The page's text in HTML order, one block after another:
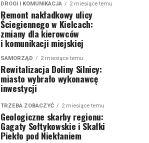
DROGI I KOMUNIKACJA 2 miesiące temu
Remont nakładkowy ulicy
Ściegiennego w Kielcach:
zmiany dla kierowców
i komunikacji miejskiej
SAMORZĄD 2 miesiące temu
Rewitalizacja Doliny Silnicy:
miasto wybrało wykonawcę
inwestycji
TRZEBA ZOBACZYĆ 2 miesiące temu
Geologiczne skarby regionu:
Gagaty Sołtykowskie i Skałki
Piekło pod Niekłaniem